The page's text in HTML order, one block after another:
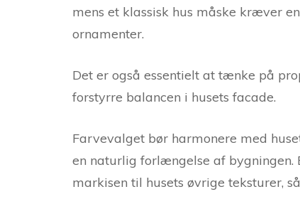
mens et klassisk hus måske kræver
ornamenter.
Det er også essentielt at tænke på
forstyrre balancen i husets facade.
Farvevalget bør harmonere med
en naturlig forlængelse af
markisen til husets øvrige teksturer,